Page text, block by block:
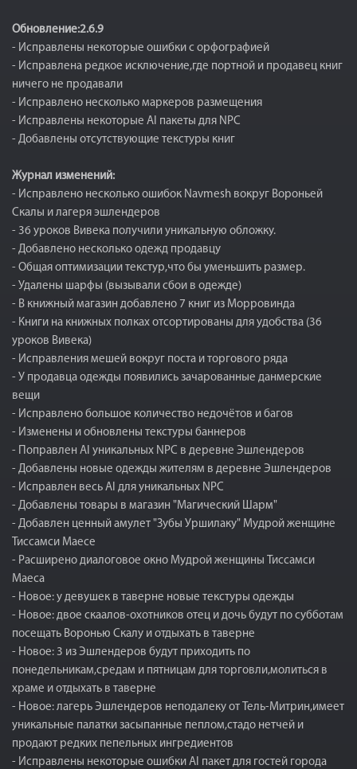
Обновление:2.6.9
- Исправлены некоторые ошибки с орфографией
- Исправлена редкое исключение,где портной и продавец книг
ничего не продавали
- Исправлено несколько маркеров размещения
- Исправлены некоторые AI пакеты для NPC
- Добавлены отсутствующие текстуры книг
Журнал изменений:
- Исправлено несколько ошибок Navmesh вокруг Вороньей
Скалы и лагеря эшлендеров
- 36 уроков Вивека получили уникальную обложку.
- Добавлено несколько одежд продавцу
- Общая оптимизации текстур,что бы уменьшить размер.
- Удалены шарфы (вызывали сбои в одежде)
- В книжный магазин добавлено 7 книг из Морровинда
- Книги на книжных полках отсортированы для удобства (36
уроков Вивека)
- Исправления мешей вокруг поста и торгового ряда
- У продавца одежды появились зачарованные данмерские
вещи
- Исправлено большое количество недочётов и багов
- Изменены и обновлены текстуры баннеров
- Поправлен AI уникальных NPC в деревне Эшлендеров
- Добавлены новые одежды жителям в деревне Эшлендеров
- Исправлен весь AI для уникальных NPC
- Добавлены товары в магазин "Магический Шарм"
- Добавлен ценный амулет "Зубы Уршилаку" Мудрой женщине
Тиссамси Маесе
- Расширено диалоговое окно Мудрой женщины Тиссамси
Маеса
- Новое: у девушек в таверне новые текстуры одежды
- Новое: двое скаалов-охотников отец и дочь будут по субботам
посещать Воронью Скалу и отдыхать в таверне
- Новое: 3 из Эшлендеров будут приходить по
понедельникам,средам и пятницам для торговли,молиться в
храме и отдыхать в таверне
- Новое: лагерь Эшлендеров неподалеку от Тель-Митрин,имеет
уникальные палатки засыпанные пеплом,стадо нетчей и
продают редких пепельных ингредиентов
- Исправлены некоторые ошибки AI пакет для гостей города